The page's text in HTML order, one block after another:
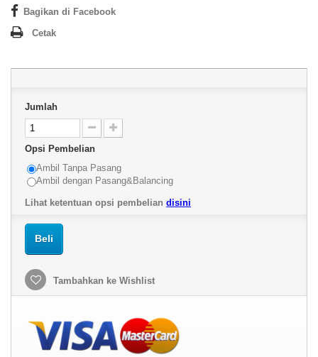
Bagikan di Facebook
Cetak
Jumlah
Opsi Pembelian
Ambil Tanpa Pasang
Ambil dengan Pasang&Balancing
Lihat ketentuan opsi pembelian disini
Beli
Tambahkan ke Wishlist